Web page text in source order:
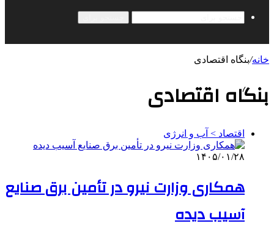
خانه/بنگاه اقتصادی
بنگاه اقتصادی
اقتصاد > آب و انرژی
۱۴۰۵/۰۱/۲۸
همکاری وزارت نیرو در تأمین برق صنایع
آسیب دیده